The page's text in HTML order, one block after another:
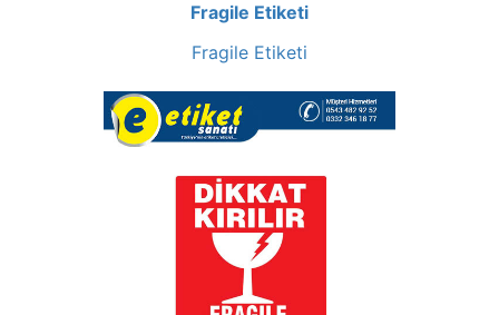
Fragile Etiketi
Fragile Etiketi